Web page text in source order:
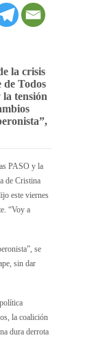
la crisis
de Todos
tensión
PASO y la
de Cristina
este viernes
“Voy a
se
sin dar
la coalición
dura derrota